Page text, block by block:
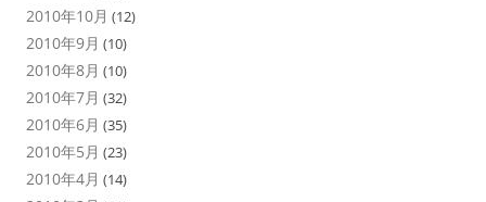
2010年10月 (12)
2010年9月 (10)
2010年8月 (10)
2010年7月 (32)
2010年6月 (35)
2010年5月 (23)
2010年4月 (14)